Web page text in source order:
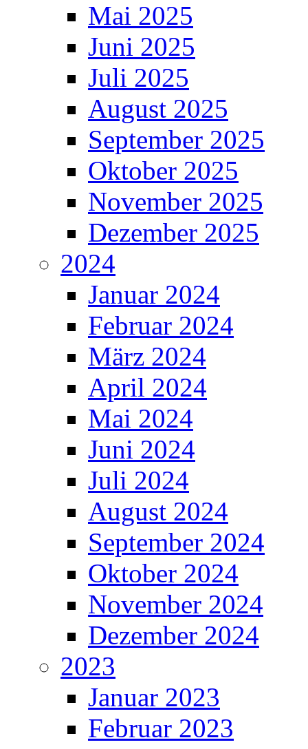
Mai 2025
Juni 2025
Juli 2025
August 2025
September 2025
Oktober 2025
November 2025
Dezember 2025
2024
Januar 2024
Februar 2024
März 2024
April 2024
Mai 2024
Juni 2024
Juli 2024
August 2024
September 2024
Oktober 2024
November 2024
Dezember 2024
2023
Januar 2023
Februar 2023